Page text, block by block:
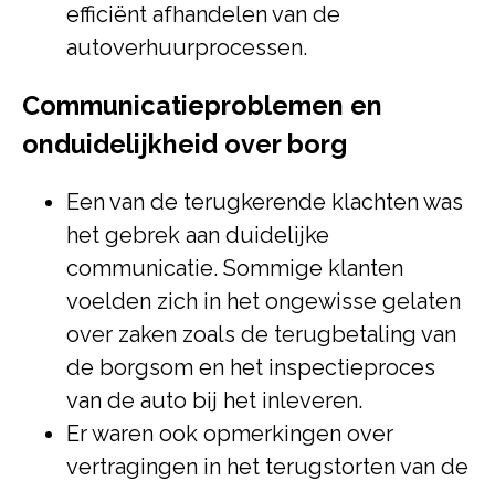
efficiënt afhandelen van de
autoverhuurprocessen.
Communicatieproblemen en
onduidelijkheid over borg
Een van de terugkerende klachten was
het gebrek aan duidelijke
communicatie. Sommige klanten
voelden zich in het ongewisse gelaten
over zaken zoals de terugbetaling van
de borgsom en het inspectieproces
van de auto bij het inleveren.
Er waren ook opmerkingen over
vertragingen in het terugstorten van de